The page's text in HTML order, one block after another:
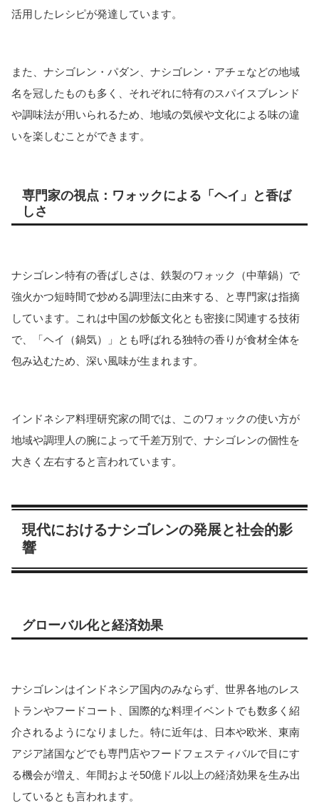
活用したレシピが発達しています。
また、ナシゴレン・パダン、ナシゴレン・アチェなどの地域
名を冠したものも多く、それぞれに特有のスパイスブレンド
や調味法が用いられるため、地域の気候や文化による味の違
いを楽しむことができます。
専門家の視点：ワォックによる「ヘイ」と香ば
しさ
ナシゴレン特有の香ばしさは、鉄製のワォック（中華鍋）で
強火かつ短時間で炒める調理法に由来する、と専門家は指摘
しています。これは中国の炒飯文化とも密接に関連する技術
で、「ヘイ（鍋気）」とも呼ばれる独特の香りが食材全体を
包み込むため、深い風味が生まれます。
インドネシア料理研究家の間では、このワォックの使い方が
地域や調理人の腕によって千差万別で、ナシゴレンの個性を
大きく左右すると言われています。
現代におけるナシゴレンの発展と社会的影
響
グローバル化と経済効果
ナシゴレンはインドネシア国内のみならず、世界各地のレス
トランやフードコート、国際的な料理イベントでも数多く紹
介されるようになりました。特に近年は、日本や欧米、東南
アジア諸国などでも専門店やフードフェスティバルで目にす
る機会が増え、年間およそ50億ドル以上の経済効果を生み出
しているとも言われます。